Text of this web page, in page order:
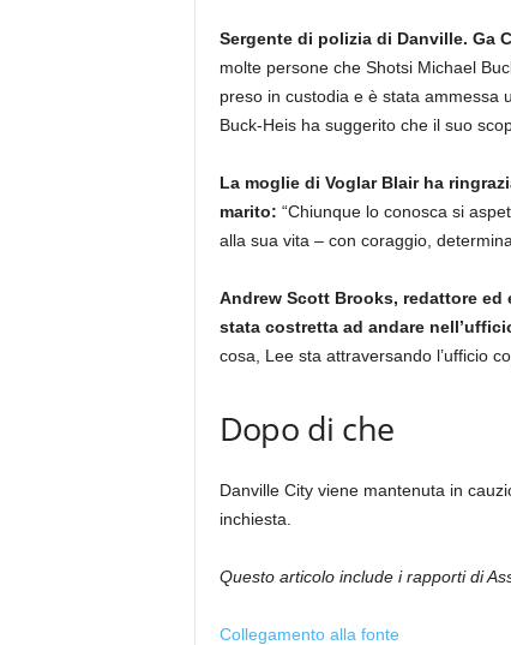
Sergente di polizia di Danville. Ga
molte persone che Shotsi Michael
preso in custodia e è stata ammessa
Buck-Heis ha suggerito che il suo
La moglie di Voglar Blair ha
marito: “Chiunque lo conosca si
alla sua vita – con coraggio,
Andrew Scott Brooks, redattore
stata costretta ad andare
cosa, Lee sta attraversando l’ufficio
Dopo di che
Danville City viene mantenuta in
inchiesta.
Questo articolo include i rapporti di
Collegamento alla fonte